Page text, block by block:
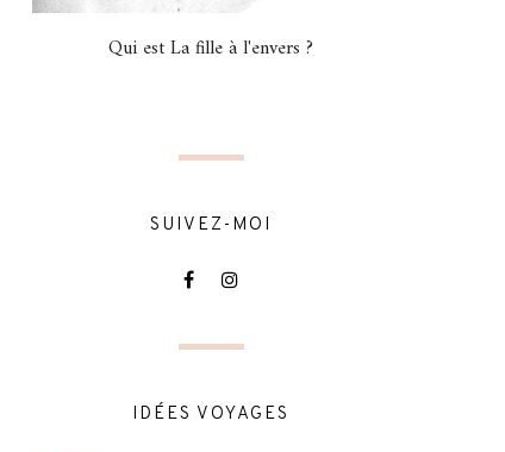
Qui est La fille à l'envers ?
SUIVEZ-MOI
IDÉES VOYAGES